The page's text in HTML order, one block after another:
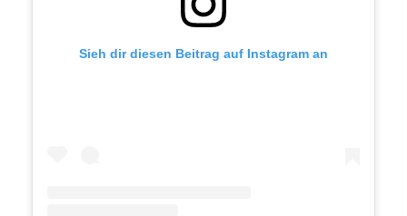
Sieh dir diesen Beitrag auf Instagram an